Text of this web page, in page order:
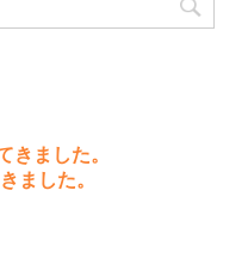
きました。
ました。